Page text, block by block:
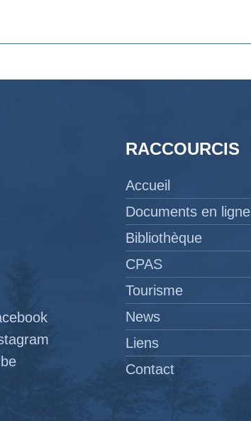
RACCOURCIS
Accueil
Documents en ligne
Bibliothèque
CPAS
Tourisme
News
Liens
Contact